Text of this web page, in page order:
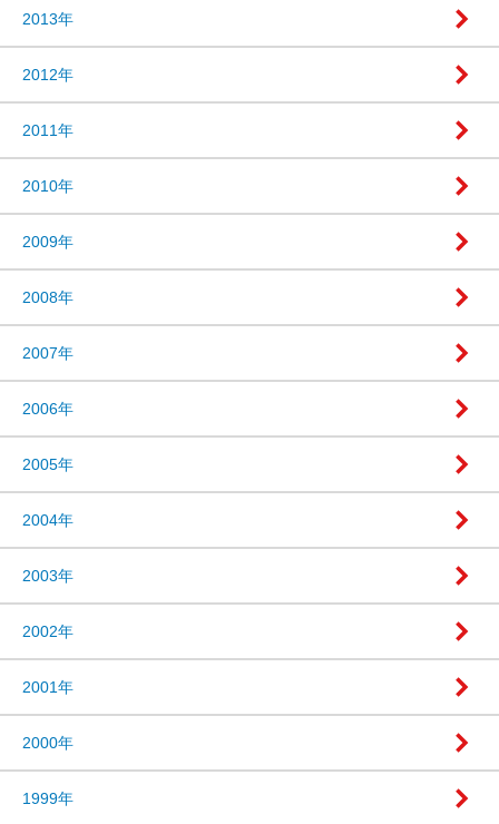
2013年
2012年
2011年
2010年
2009年
2008年
2007年
2006年
2005年
2004年
2003年
2002年
2001年
2000年
1999年